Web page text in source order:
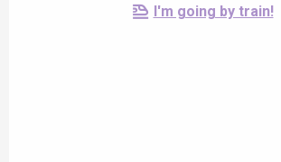
I'm going by train!